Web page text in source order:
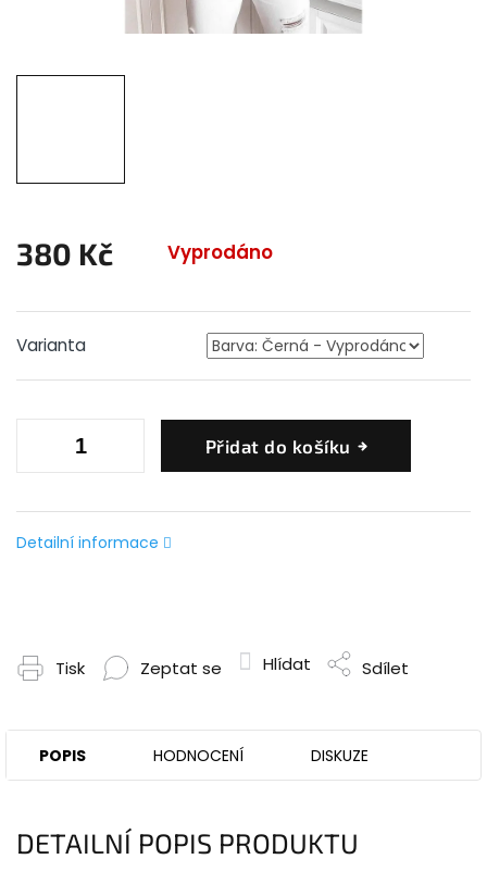
380 Kč Vyprodáno
cena:
Varianta
Přidat do košíku
Detailní informace
Tisk Zeptat se Hlídat Sdílet
POPIS HODNOCENÍ DISKUZE
DETAILNÍ POPIS PRODUKTU